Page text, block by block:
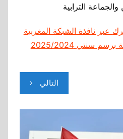
الترابية
عبر نافذة الشبكة المغربية
سنتي 2025/2024
التالي